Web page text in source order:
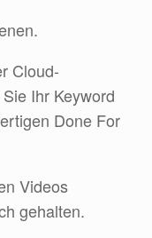
Cloud-
Ihr Keyword
Done For
Videos
gehalten.